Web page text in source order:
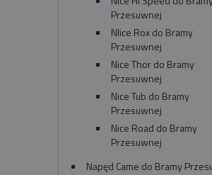
Przesuwnej
NIice Rox do Bramy
Przesuwnej
Nice Thor do Bramy
Przesuwnej
Nice Tub do Bramy
Przesuwnej
Nice Road do Bramy
Przesuwnej
Napęd Came do Bramy